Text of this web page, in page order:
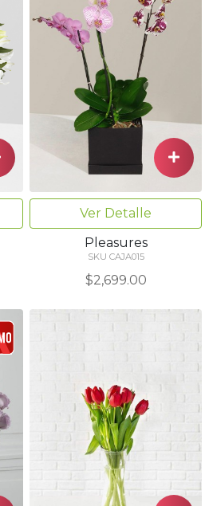
Ver Detalle
Pleasures
SKU CAJA015
$2,699.00